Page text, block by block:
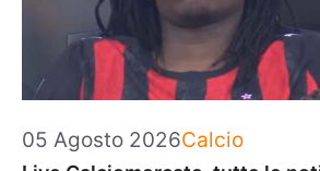
05 Agosto 2026Categorie
Calcio